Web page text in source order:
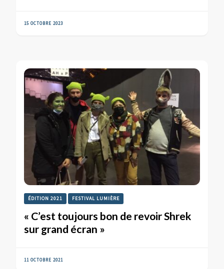
15 OCTOBRE 2023
ÉDITION 2021 FESTIVAL LUMIÈRE
« C’est toujours bon de revoir Shrek
sur grand écran »
11 OCTOBRE 2021